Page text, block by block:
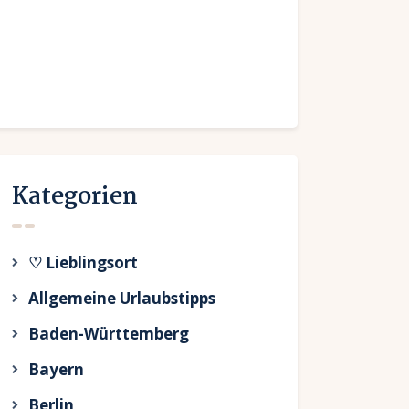
Kategorien
♡ Lieblingsort
Allgemeine Urlaubstipps
Baden-Württemberg
Bayern